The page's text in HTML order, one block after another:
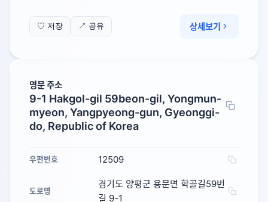
♡ 저장 ↗ 공유 상세보기
영문 주소
9-1 Hakgol-gil 59beon-gil, Yongmun-
myeon, Yangpyeong-gun, Gyeonggi-
do, Republic of Korea
우편번호 12509
도로명
경기도 양평군 용문면 학골길59번
길 9-1